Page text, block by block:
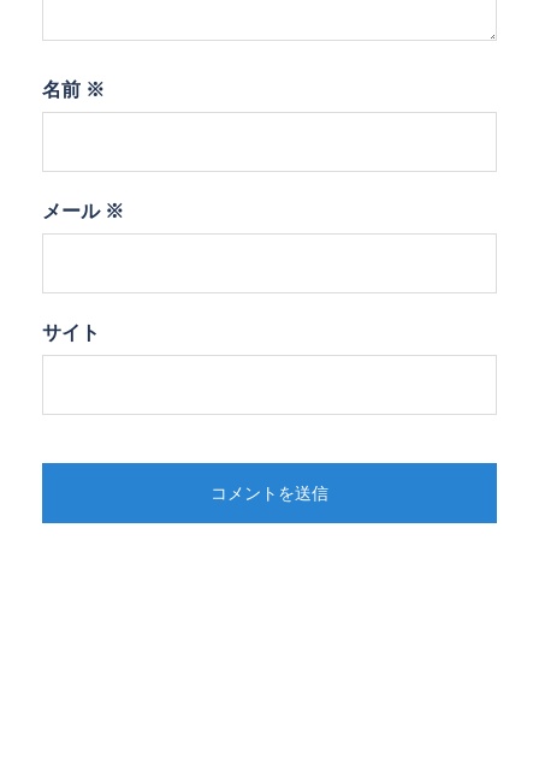
名前 ※
メール ※
サイト